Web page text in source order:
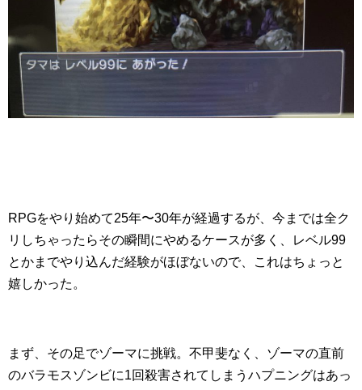
RPGをやり始めて25年〜30年が経過するが、今までは全ク
リしちゃったらその瞬間にやめるケースが多く、レベル99
とかまでやり込んだ経験がほぼないので、これはちょっと
嬉しかった。
まず、その足でゾーマに挑戦。不甲斐なく、ゾーマの直前
のバラモスゾンビに1回殺害されてしまうハプニングはあっ